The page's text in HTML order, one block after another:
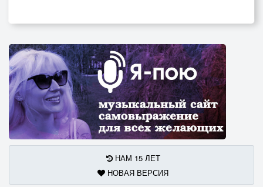
НАМ 15 ЛЕТ
НОВАЯ ВЕРСИЯ